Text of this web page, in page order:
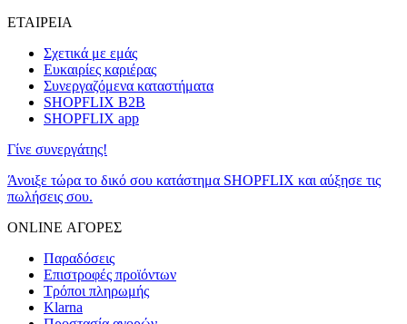
ΕΤΑΙΡΕΙΑ
Σχετικά με εμάς
Ευκαιρίες καριέρας
Συνεργαζόμενα καταστήματα
SHOPFLIX B2B
SHOPFLIX app
Γίνε συνεργάτης!
Άνοιξε τώρα το δικό σου κατάστημα SHOPFLIX και αύξησε τις
πωλήσεις σου.
ONLINE ΑΓΟΡΕΣ
Παραδόσεις
Επιστροφές προϊόντων
Τρόποι πληρωμής
Klarna